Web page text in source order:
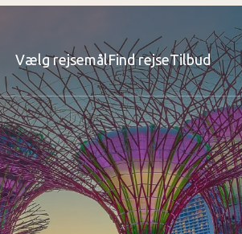
Vælg rejsemålFind rejseTilbud